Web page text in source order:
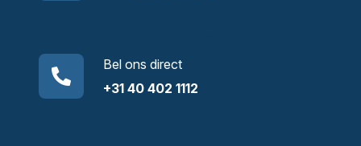
Bel ons direct
+31 40 402 1112